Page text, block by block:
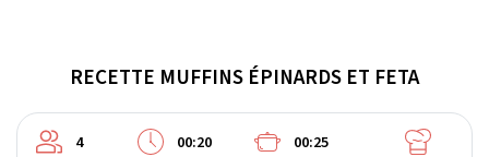
RECETTE MUFFINS ÉPINARDS ET FETA
4 00:20
00:25